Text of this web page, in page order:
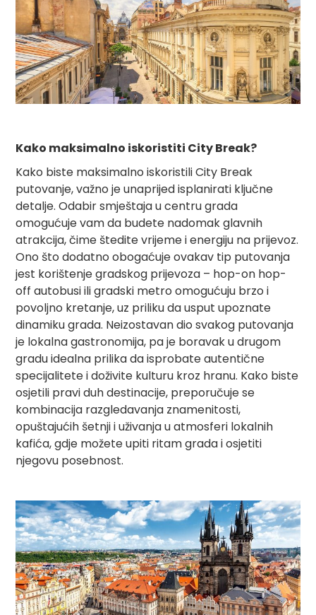
Kako maksimalno iskoristiti City Break?
Kako biste maksimalno iskoristili City Break
putovanje, važno je unaprijed isplanirati ključne
detalje. Odabir smještaja u centru grada
omogućuje vam da budete nadomak glavnih
atrakcija, čime štedite vrijeme i energiju na prijevoz.
Ono što dodatno obogaćuje ovakav tip putovanja
jest korištenje gradskog prijevoza – hop-on hop-
off autobusi ili gradski metro omogućuju brzo i
povoljno kretanje, uz priliku da usput upoznate
dinamiku grada. Neizostavan dio svakog putovanja
je lokalna gastronomija, pa je boravak u drugom
gradu idealna prilika da isprobate autentične
specijalitete i doživite kulturu kroz hranu. Kako biste
osjetili pravi duh destinacije, preporučuje se
kombinacija razgledavanja znamenitosti,
opuštajućih šetnji i uživanja u atmosferi lokalnih
kafića, gdje možete upiti ritam grada i osjetiti
njegovu posebnost.